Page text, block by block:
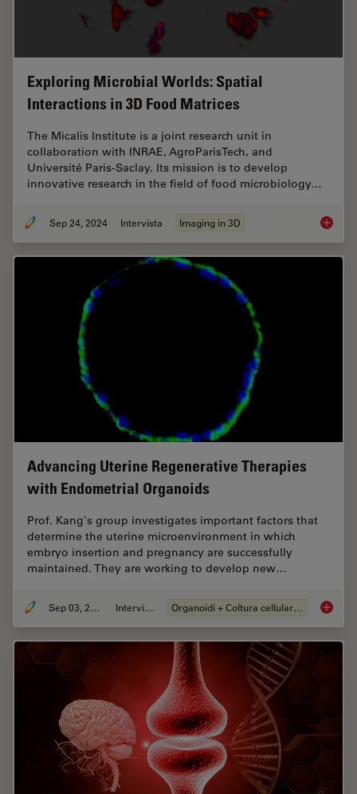
Exploring Microbial Worlds: Spatial
Interactions in 3D Food Matrices
The Micalis Institute is a joint research unit in
collaboration with INRAE, AgroParisTech, and
Université Paris-Saclay. Its mission is to develop
innovative research in the field of food microbiology…
Sep 24, 2024 Intervista Imaging in 3D
Advancing Uterine Regenerative Therapies
with Endometrial Organoids
Prof. Kang's group investigates important factors that
determine the uterine microenvironment in which
embryo insertion and pregnancy are successfully
maintained. They are working to develop new…
Sep 03, 2024 Intervista Organoidi + Coltura cellulare 3D